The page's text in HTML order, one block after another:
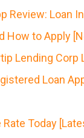
Review: Loan
How to Apply
Lending Corp
Loan
Rate Today